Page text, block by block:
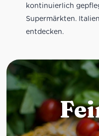
kontinuierlich
Supermärkten.
entdecken.